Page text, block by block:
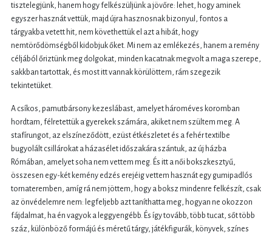
tisztelegjünk, hanem hogy felkészüljünk a jövőre: lehet, hogy aminek
egyszer hasznát vettük, majd újra hasznosnak bizonyul, fontos a
tárgyakba vetett hit, nem követhettük el azt a hibát, hogy
nemtörődömségből kidobjuk őket. Mi nem az emlékezés, hanem a remény
céljából őriztünk meg dolgokat, minden kacatnak megvolt a maga szerepe,
sakkban tartottak, és most itt vannak körülöttem, rám szegezik
tekintetüket.
A csíkos, pamutbársony kezeslábast, amelyet hároméves koromban
hordtam, félretettük a gyerekek számára, akiket nem szültem meg. A
stafírungot, az elszíneződött, ezüst étkészletet és a fehér textilbe
bugyolált csillárokat a házasélet időszakára szántuk, az új házba
Rómában, amelyet soha nem vettem meg. És itt a női bokszkesztyű,
összesen egy-két kemény edzés erejéig vettem hasznát egy gumipadlós
tornateremben, amíg rá nem jöttem, hogy a boksz mindenre felkészít, csak
az önvédelemre nem: legfeljebb azt taníthatta meg, hogyan ne okozzon
fájdalmat, ha én vagyok a leggyengébb. És így tovább, több tucat, sőt több
száz, különböző formájú és méretű tárgy, játékfigurák, könyvek, színes